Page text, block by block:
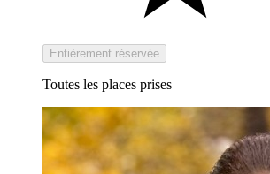
Entièrement réservée
Toutes les places prises